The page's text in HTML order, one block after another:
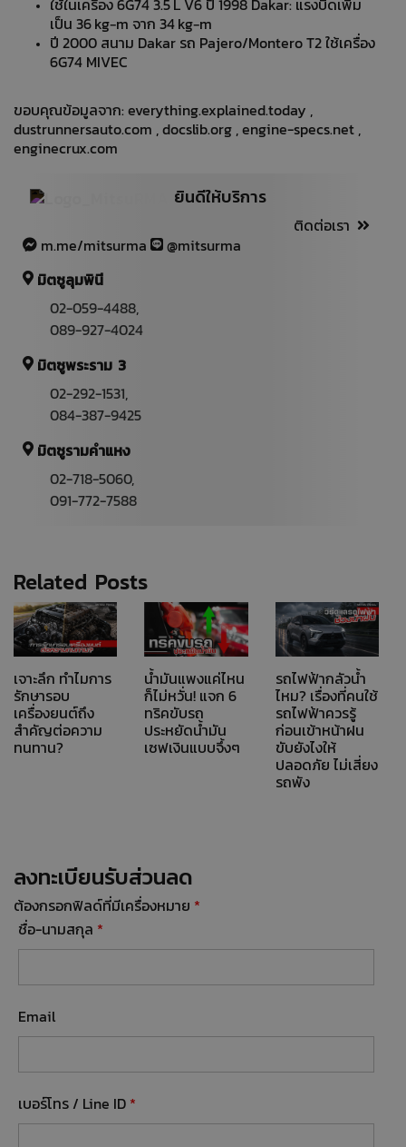
ใช้ในเครื่อง 6G74 3.5 L V6 ปี 1998 Dakar: แรงบิดเพิ่ม
เป็น 36 kg‑m จาก 34 kg‑m
ปี 2000 สนาม Dakar รถ Pajero/Montero T2 ใช้เครื่อง
6G74 MIVEC
ขอบคุณข้อมูลจาก: everything.explained.today ,
dustrunnersauto.com , docslib.org , engine-specs.net ,
enginecrux.com
ยินดีให้บริการ
ติดต่อเรา
m.me/mitsurma
@mitsurma
มิตซูลุมพินี
02-059-4488
089-927-4024
มิตซูพระราม 3
02-292-1531
084-387-9425
มิตซูรามคำแหง
02-718-5060,
091-772-7588
Related Posts
เจาะลึก ทำไมการ
รักษารอบ
เครื่องยนต์ถึง
สำคัญต่อความ
ทนทาน?
น้ำมันแพงแค่ไหน
ก็ไม่หวั่น! แจก 6
ทริคขับรถ
ประหยัดน้ำมัน
เซฟเงินแบบจึ้งๆ
รถไฟฟ้ากลัวน้ำ
ไหม? เรื่องที่คนใช้
รถไฟฟ้าควรรู้
ก่อนเข้าหน้าฝน
ขับยังไงให้
ปลอดภัย ไม่เสี่ยง
รถพัง
ลงทะเบียนรับส่วนลด
ต้องกรอกฟิลด์ที่มีเครื่องหมาย *
ชื่อ-นามสกุล *
Email
เบอร์โทร / Line ID *